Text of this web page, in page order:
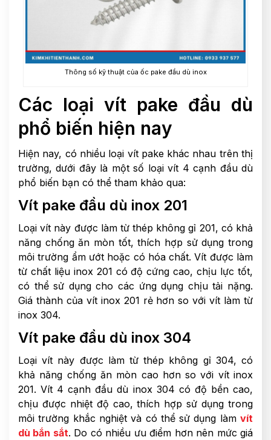
Thông số kỹ thuật của ốc pake đầu dù inox
Các loại vít pake đầu dù
phổ biến hiện nay
Hiện nay, có nhiều loại vít pake khác nhau trên thị
trường, dưới đây là một số loại vít 4 cạnh đầu dù
phổ biến bạn có thể tham khảo qua:
Vít pake đầu dù inox 201
Loại vít này được làm từ thép không gỉ 201, có khả
năng chống ăn mòn tốt, thích hợp sử dụng trong
môi trường ẩm ướt hoặc có hóa chất. Vít được làm
từ chất liệu inox 201 có độ cứng cao, chịu lực tốt,
có thể sử dụng cho các ứng dụng chịu tải nặng.
Giá thành của vít inox 201 rẻ hơn so với vít làm từ
inox 304.
Vít pake đầu dù inox 304
Loại vít này được làm từ thép không gỉ 304, có
khả năng chống ăn mòn cao hơn so với vít inox
201. Vít 4 cạnh đầu dù inox 304 có độ bền cao,
chịu được nhiệt độ cao, thích hợp sử dụng trong
môi trường khắc nghiệt và có thể sử dụng làm vít
dù bắn sắt. Do có nhiều ưu điểm hơn nên mức giá